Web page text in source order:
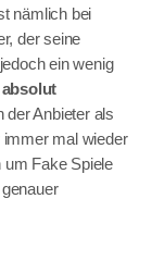
nämlich bei
der seine
ein wenig
absolut
der Anbieter als
mal wieder
um Fake Spiele